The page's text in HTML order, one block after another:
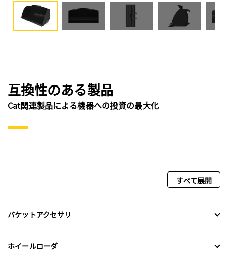
互換性のある製品
Cat関連製品による機器への投資の最大化
すべて展開
バケットアクセサリ
ホイールローダ